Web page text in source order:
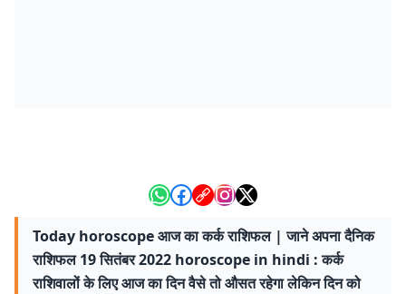
Today horoscope आज का कर्क राशिफल | जाने अपना दैनिक
राशिफल 19 सितंबर 2022 horoscope in hindi : कर्क
राशिवालों के लिए आज का दिन वैसे तो औसत रहेगा लेकिन दिन को